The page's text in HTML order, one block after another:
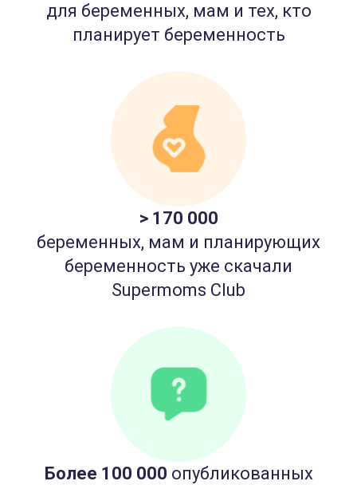
для беременных, мам и тех, кто
планирует беременность
> 170 000
беременных, мам и планирующих
беременность уже скачали
Supermoms Club
Более 100 000 опубликованных